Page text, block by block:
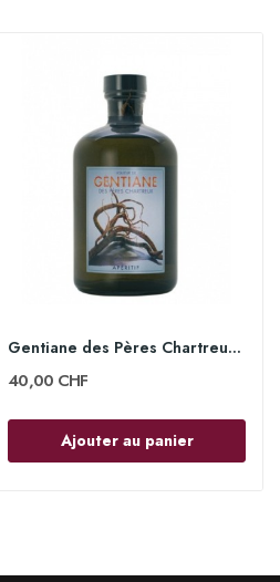
Gentiane des Pères Chartreux, 22.7°, 100cl
40,00 CHF
Ajouter au panier